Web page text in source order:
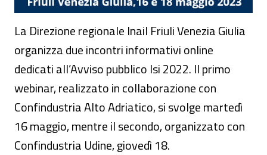
La Direzione regionale Inail Friuli Venezia Giulia
organizza due incontri informativi online
dedicati all’Avviso pubblico Isi 2022. Il primo
webinar, realizzato in collaborazione con
Confindustria Alto Adriatico, si svolge martedì
16 maggio, mentre il secondo, organizzato con
Confindustria Udine, giovedì 18.